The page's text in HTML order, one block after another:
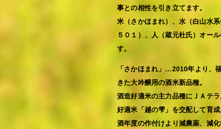
事との相性を引き立てます。
米（さかほまれ）、水（白山水
５０１）、人（蔵元杜氏）オー
す。
「さかほまれ」…2010年より、
きた大吟醸用の酒米新品種。
酒造好適米の主力品種にＪＡテ
好適米「越の雫」を交配して育成
酒年度の作付けより減農薬、減